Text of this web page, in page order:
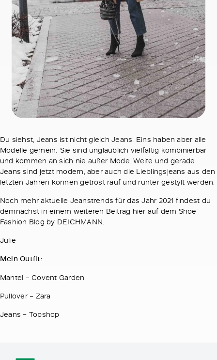
Du siehst, Jeans ist nicht gleich Jeans. Eins haben aber alle
Modelle gemein: Sie sind unglaublich vielfältig kombinierbar
und kommen an sich nie außer Mode. Weite und gerade
Jeans sind jetzt modern, aber auch die Lieblingsjeans aus den
letzten Jahren können getrost rauf und runter gestylt werden.
Noch mehr aktuelle Jeanstrends für das Jahr 2021 findest du
demnächst in einem weiteren Beitrag hier auf dem Shoe
Fashion Blog by DEICHMANN.
Julie
Mein Outfit:
Mantel – Covent Garden
Pullover – Zara
Jeans – Topshop